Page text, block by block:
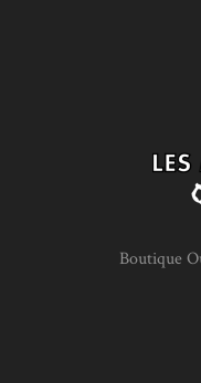
Boutique